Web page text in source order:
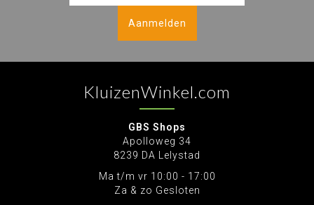
Aanmelden
KluizenWinkel.com
GBS Shops
Apolloweg 34
8239 DA Lelystad
Ma t/m vr 10:00 - 17:00
Za & zo Gesloten